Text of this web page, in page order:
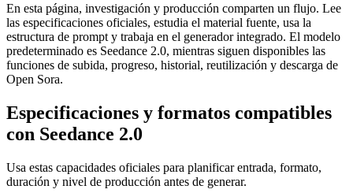
En esta página, investigación y producción comparten un flujo. Lee
las especificaciones oficiales, estudia el material fuente, usa la
estructura de prompt y trabaja en el generador integrado. El modelo
predeterminado es Seedance 2.0, mientras siguen disponibles las
funciones de subida, progreso, historial, reutilización y descarga de
Open Sora.
Especificaciones y formatos compatibles
con Seedance 2.0
Usa estas capacidades oficiales para planificar entrada, formato,
duración y nivel de producción antes de generar.